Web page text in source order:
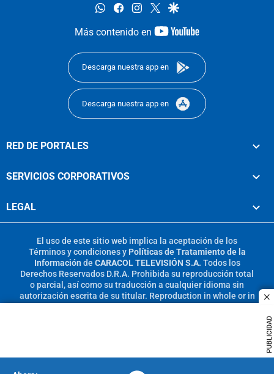
PUBLICIDAD
whatsappfacebookinstagram
twittergoogle
Más contenido en
youtube-
Descarga nuestra app en
Descarga nuestra app en
RED DE PORTALES
SERVICIOS CORPORATIVOS
LEGAL
El uso de este sitio web implica la aceptación de los
Términos y condicionesy Políticas de Tratamiento de la
Información de CARACOL TELEVISIÓN S.A. Todos los
Derechos Reservados D.R.A. Prohibida su reproducción total
o parcial, así como su traducción a cualquier idioma sin
autorización escrita de su titular. Reproduction in whole or in